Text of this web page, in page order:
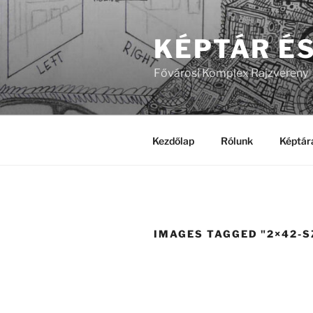
Tartalomhoz
KÉPTÁR
Fővárosi Komplex Rajzvereny
Kezdőlap Rólunk
IMAGES TAGGED "2×42-